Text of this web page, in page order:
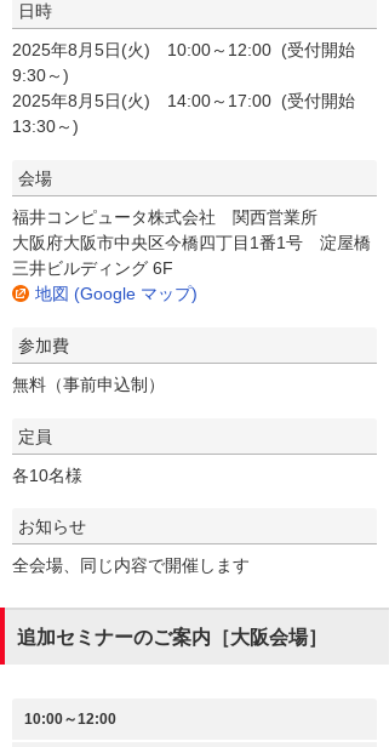
日時
2025年8月5日(火) 10:00～12:00 (受付開始
9:30～)
2025年8月5日(火) 14:00～17:00 (受付開始
13:30～)
会場
福井コンピュータ株式会社 関西営業所
大阪府大阪市中央区今橋四丁目1番1号 淀屋橋
三井ビルディング 6F
地図 (Google マップ)
参加費
無料（事前申込制）
定員
各10名様
お知らせ
全会場、同じ内容で開催します
追加セミナーのご案内［大阪会場］
10:00～12:00